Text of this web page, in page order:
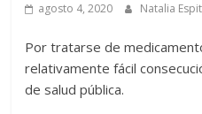
agosto 4, 2020 Natalia
Por tratarse de
relativamente fácil
de salud pública.